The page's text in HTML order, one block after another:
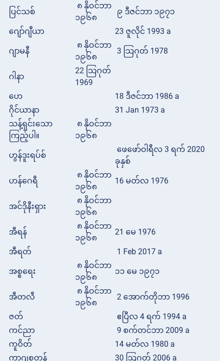
ပြင်သစ်
၈ နိုဝင်ဘာ
၁၉၆၈
၉ ဒီဇင်ဘာ ၁၉၇၁
ဂျော်ဂျီယာ 23 ဇူလိုင် 1993 a
ဂျာမနီ
၈ နိုဝင်ဘာ
၁၉၆၈
3 သြဂုတ် 1978
ဂါနာ
22 သြဂုတ်
1969
ဟေ
18 ဒီဇင်ဘာ 1986 a
ဂိုင်ယာနာ
31 Jan 1973 a
သန့်ရှင်းသော
ကြည့်ပါ။
၈ နိုဝင်ဘာ
၁၉၆၈
ဟွန်ဒူးရပ်စ်
ဖေဖော်ဝါရီလ 3 ရက် 2020
ခုနှစ်
ဟန်ဂေရီ
၈ နိုဝင်ဘာ
၁၉၆၈
16 မတ်လ 1976
အင်ဒိုနီးရှား
၈ နိုဝင်ဘာ
၁၉၆၈
အီရန်
၈ နိုဝင်ဘာ
၁၉၆၈
21 မေ 1976
အီရတ် 1 Feb 2017 a
အစ္စရေး
၈ နိုဝင်ဘာ
၁၉၆၈
၁၁ မေ ၁၉၇၁
အီတလီ
၈ နိုဝင်ဘာ
၁၉၆၈
2 အောက်တိုဘာ 1996
ဇတ်
ဧပြီလ 4 ရက် 1994 a
ကင်ညာ
9 စက်တင်ဘာ 2009 a
ကူဝိတ်
14 မတ်လ 1980 a
ကာဂျစ္စတန်
30 သြဂုတ် 2006 a